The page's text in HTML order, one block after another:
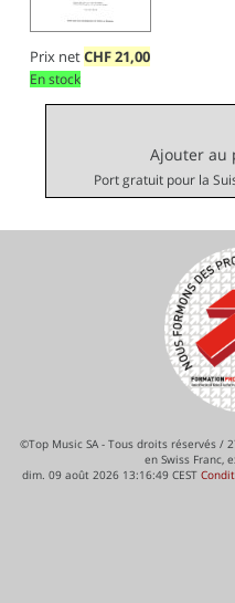
Prix netCHF21,00
En stock
Ajouter au
Port gratuit pour la
©Top Music SA - Tous droits réservés /
en Swiss Franc,
dim. 09 août 2026 13:16:49 CEST